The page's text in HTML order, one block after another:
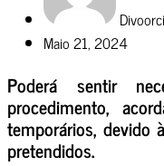
Maio 21, 2024
Poderá sentir
procedimento,
temporários, devido
pretendidos.